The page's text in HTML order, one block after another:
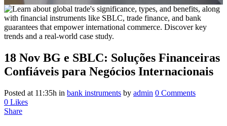
18 Nov BG e SBLC: Soluções Financeiras
Confiáveis para Negócios Internacionais
Posted at 11:35h in bank instruments by admin 0 Comments
0 Likes
Share